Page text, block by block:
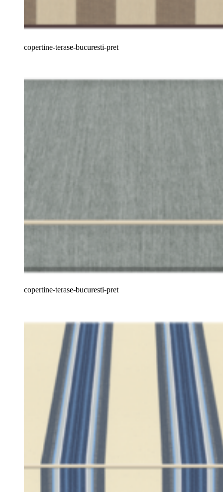
copertine-terase-bucuresti-pret
copertine-terase-bucuresti-pret